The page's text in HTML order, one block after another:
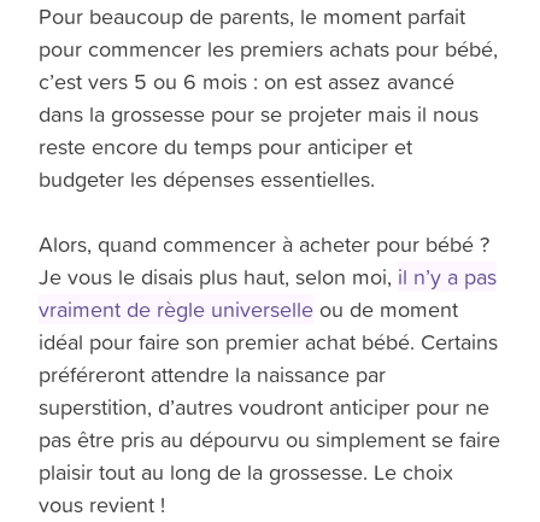
Pour beaucoup de parents, le moment parfait
pour commencer les premiers achats pour bébé,
c’est vers 5 ou 6 mois : on est assez avancé
dans la grossesse pour se projeter mais il nous
reste encore du temps pour anticiper et
budgeter les dépenses essentielles.
Alors, quand commencer à acheter pour bébé ?
Je vous le disais plus haut, selon moi, il n’y a pas
vraiment de règle universelle ou de moment
idéal pour faire son premier achat bébé. Certains
préféreront attendre la naissance par
superstition, d’autres voudront anticiper pour ne
pas être pris au dépourvu ou simplement se faire
plaisir tout au long de la grossesse. Le choix
vous revient !